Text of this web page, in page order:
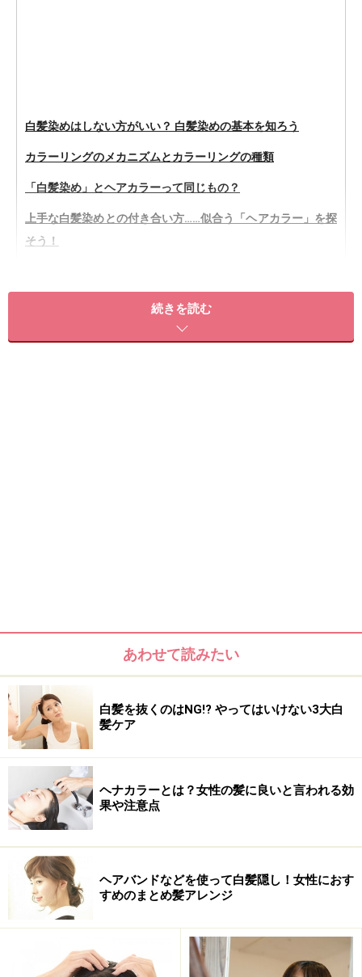
白髪染めはしない方がいい？ 白髪染めの基本を知ろう
カラーリングのメカニズムとカラーリングの種類
「白髪染め」とヘアカラーって同じもの？
上手な白髪染めとの付き合い方……似合う「ヘアカラー」を探
そう！
部分染めとフルカラーを組み合わせる方法もアリ！
白髪が気になる方にもオススメなグラデーションカラー
「白髪染めをすると白髪が増える」は本
当？
これは「ウソ」。白髪染めが原因で白髪が増え
る、ということはないと思います。ただ、白髪
染めはヘアカラーの一種で、髪の内部にまで染
料成分を浸透させるもの。髪にダメージを与え
てしまうことがあります。ダメージヘアになっ
て髪にツヤがなくなると、白髪が目立ってしま
うため、「白髪が増えた」ように感じることは
あるかもしれません。
出典： 抜くと増える？女性の白髪にまつわるウ
続きを読む
あわせて読みたい
白髪を抜くのはNG!? やってはいけない3大白
髪ケア
ヘナカラーとは？女性の髪に良いと言われる効
果や注意点
ヘアバンドなどを使って白髪隠し！女性におす
すめのまとめ髪アレンジ